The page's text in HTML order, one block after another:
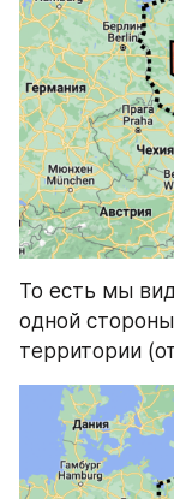
То есть мы
одной
территории